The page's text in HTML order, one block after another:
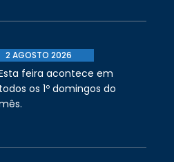
2 AGOSTO 2026
feira acontece em
todos os 1º domingos do